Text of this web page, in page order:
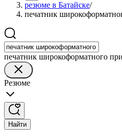
резюме в Батайске/
печатник
печатник широкоформатного
Резюме
Найти